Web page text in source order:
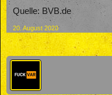
Quelle: BVB.de
20. August 2020